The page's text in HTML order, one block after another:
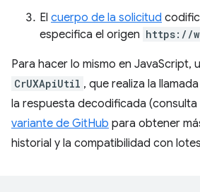
El cuerpo de la solicitud
especifica el origen https://
Para hacer lo mismo en JavaScript,
CrUXApiUtil , que realiza la
la respuesta decodificada (consulta
variante de GitHub para obtener
historial y la compatibilidad con